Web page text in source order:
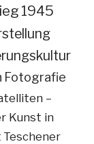
1945
Fotografie
–
Kunst in
Teschener